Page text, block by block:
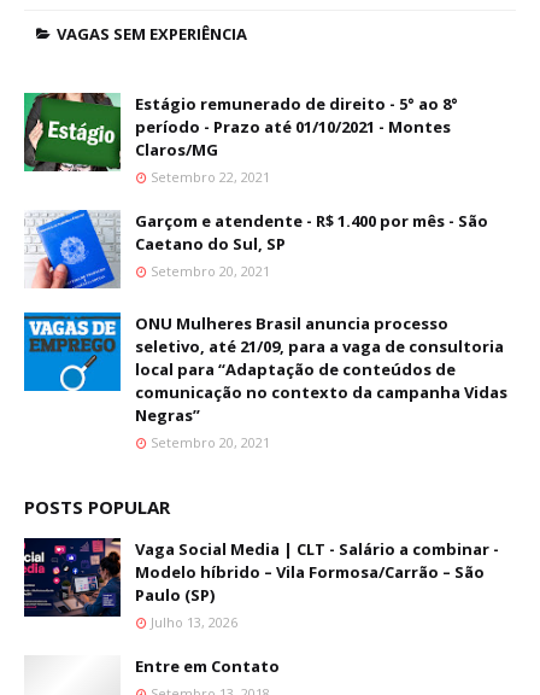
VAGAS SEM EXPERIÊNCIA
Estágio remunerado de direito - 5° ao 8°
período - Prazo até 01/10/2021 - Montes
Claros/MG
Setembro 22, 2021
Garçom e atendente - R$ 1.400 por mês - São
Caetano do Sul, SP
Setembro 20, 2021
ONU Mulheres Brasil anuncia processo
seletivo, até 21/09, para a vaga de consultoria
local para “Adaptação de conteúdos de
comunicação no contexto da campanha Vidas
Negras”
Setembro 20, 2021
POSTS POPULAR
Vaga Social Media | CLT - Salário a combinar -
Modelo híbrido – Vila Formosa/Carrão – São
Paulo (SP)
Julho 13, 2026
Entre em Contato